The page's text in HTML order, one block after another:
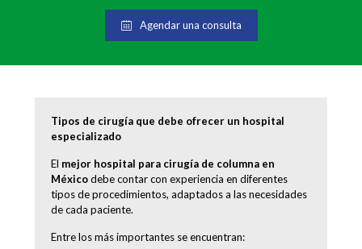
Agendar una consulta
Tipos de cirugía que debe ofrecer un hospital
especializado
El mejor hospital para cirugía de columna en
Méxicodebe contar con experiencia en diferentes
tipos de procedimientos, adaptados a las necesidades
de cada paciente.
Entre los más importantes se encuentran: